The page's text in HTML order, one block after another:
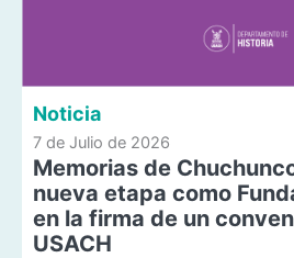
Noticia
7 de Julio de 2026
Memorias de
nueva etapa como
en la firma de un
USACH